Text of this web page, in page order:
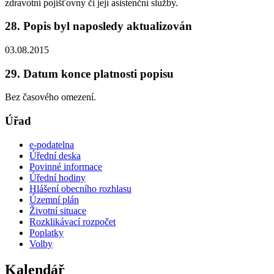
zdravotní pojišťovny či její asistenční služby.
28. Popis byl naposledy aktualizován
03.08.2015
29. Datum konce platnosti popisu
Bez časového omezení.
Úřad
e-podatelna
Úřední deska
Povinné informace
Úřední hodiny
Hlášení obecního rozhlasu
Územní plán
Životní situace
Rozklikávací rozpočet
Poplatky
Volby
Kalendář